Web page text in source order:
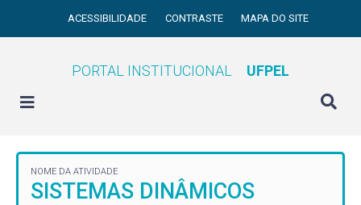
ACESSIBILIDADE CONTRASTE MAPA DO SITE
PORTAL INSTITUCIONAL UFPEL
NOME DA ATIVIDADE
SISTEMAS DINÂMICOS